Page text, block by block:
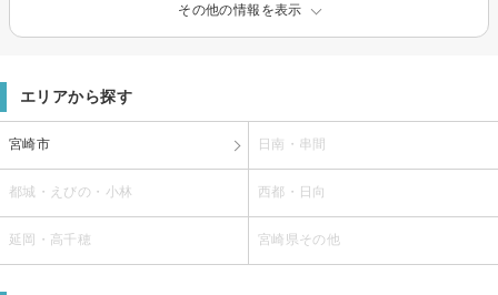
その他の情報を表示
エリアから探す
宮崎市 日南・串間
都城・えびの・小林 西都・日向
延岡・高千穂 宮崎県その他